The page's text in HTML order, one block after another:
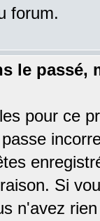
forum.
le passé,
pour ce
Si
n'avez